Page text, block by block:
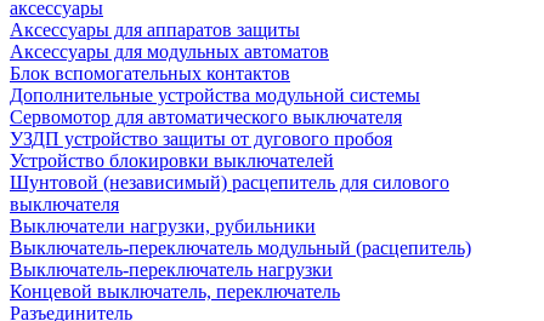
аксессуары
Аксессуары для аппаратов защиты
Аксессуары для модульных автоматов
Блок вспомогательных контактов
Дополнительные устройства модульной системы
Сервомотор для автоматического выключателя
УЗДП устройство защиты от дугового пробоя
Устройство блокировки выключателей
Шунтовой (независимый) расцепитель для силового
выключателя
Выключатели нагрузки, рубильники
Выключатель-переключатель модульный (расцепитель)
Выключатель-переключатель нагрузки
Концевой выключатель, переключатель
Разъединитель